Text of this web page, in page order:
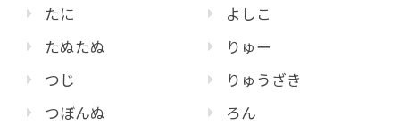
たに
たぬたぬ
つじ
つぼんぬ
よしこ
りゅー
りゅうざき
ろん